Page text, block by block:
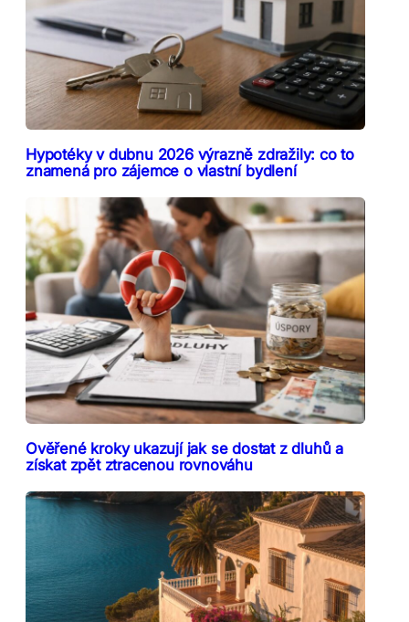
Hypotéky v dubnu 2026 výrazně zdražily: co to
znamená pro zájemce o vlastní bydlení
Ověřené kroky ukazují jak se dostat z dluhů a
získat zpět ztracenou rovnováhu